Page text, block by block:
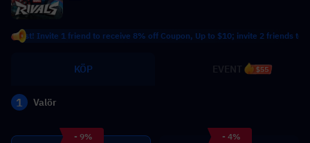
Invite 1 friend to receive 8% off Coupon, Up to $10; invite 2 friends to
KÖP $55
1 Valör
- 9%
- 4%